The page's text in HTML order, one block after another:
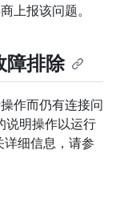
上报该问题。
障排除
作而仍有连接问
明操作以运行
细信息，请参